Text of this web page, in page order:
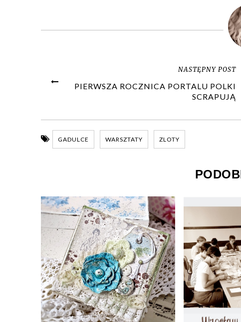
NASTĘPNY POST
PIERWSZA ROCZNICA PORTALU POLKI
SCRAPUJĄ
GADULCE WARSZTATY ZLOTY